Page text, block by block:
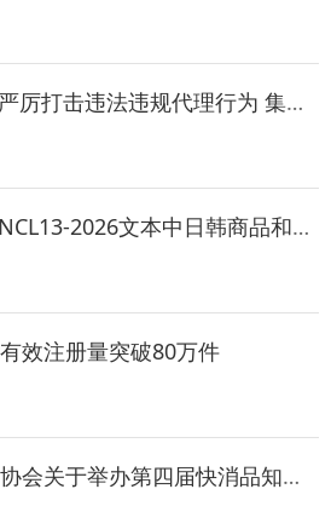
最新关注｜国知局：严厉打击违法违规代理行为 集中整治不规范执业行为
最新发布｜尼斯分类NCL13-2026文本中日韩商品和服务类似群编码对照表
效注册量突破80万件
最新关注 | 中华商标协会关于举办第四届快消品知识产权服务大会的通知